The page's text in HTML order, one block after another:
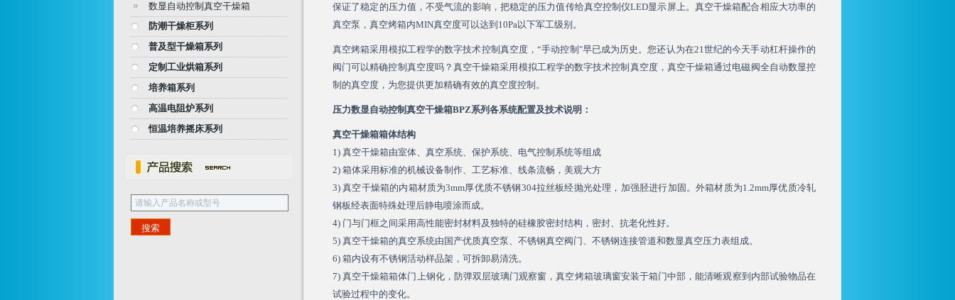
数显自动控制真空干燥箱
防潮干燥柜系列
普及型干燥箱系列
定制工业烘箱系列
培养箱系列
高温电阻炉系列
恒温培养摇床系列
保证了稳定的压力值，不受气流的影响，把稳定的压力值传给真空控制仪LED显示屏上。真空干燥箱配合相应大功率的
真空泵，真空烤箱内MIN真空度可以达到10Pa以下军工级别。
真空烤箱采用模拟工程学的数字技术控制真空度，“手动控制"早已成为历史。您还认为在21世纪的今天手动杠杆操作的
阀门可以精确控制真空度吗？真空干燥箱采用模拟工程学的数字技术控制真空度，真空干燥箱通过电磁阀全自动数显控
制的真空度，为您提供更加精确有效的真空度控制。
压力数显自动控制 真空干燥箱BPZ系列各系统配置及技术说明：
真空干燥箱箱体结构
1) 真空干燥箱由室体、真空系统、保护系统、电气控制系统等组成
2) 箱体采用标准的机械设备制作、工艺标准、线条流畅，美观大方
3) 真空干燥箱的内箱材质为3mm厚优质不锈钢304拉丝板经抛光处理，加强胫进行加固。外箱材质为1.2mm厚优质冷轧
钢板经表面特殊处理后静电喷涂而成。
4) 门与门框之间采用高性能密封材料及独特的硅橡胶密封结构，密封、抗老化性好。
5) 真空干燥箱的真空系统由国产优质真空泵、不锈钢真空阀门、不锈钢连接管道和数显真空压力表组成。
6) 箱内设有不锈钢活动样品架，可拆卸易清洗。
7) 真空干燥箱箱体门上钢化，防弹双层玻璃门观察窗，真空烤箱玻璃窗安装于箱门中部，能清晰观察到内部试验物品在
试验过程中的变化。